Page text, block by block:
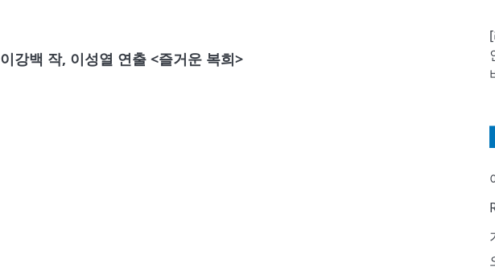
이강백 작, 이성열 연출 <즐거운 복희>